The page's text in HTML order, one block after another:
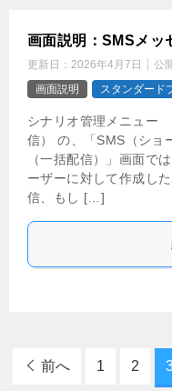
画面説明：SMSメッ
更新日： 2026年4月7日 公
画面説明
スタンダード
シナリオ管理メニュー
信） の、「SMS（ショ
（一括配信）」画面で
ーザーに対して作成し
信、もし […]
前へ 1 2